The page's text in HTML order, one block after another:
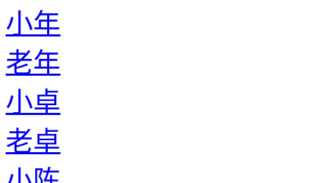
小年
老年
小卓
老卓